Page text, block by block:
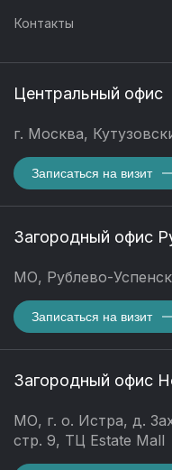
Контакты
Центральный офис
г. Москва,
Записаться на визит
Загородный офис
МО, Рублево-
Записаться на визит
Загородный офис
МО, г. о. Истра, д.
стр. 9, ТЦ Estate Mall